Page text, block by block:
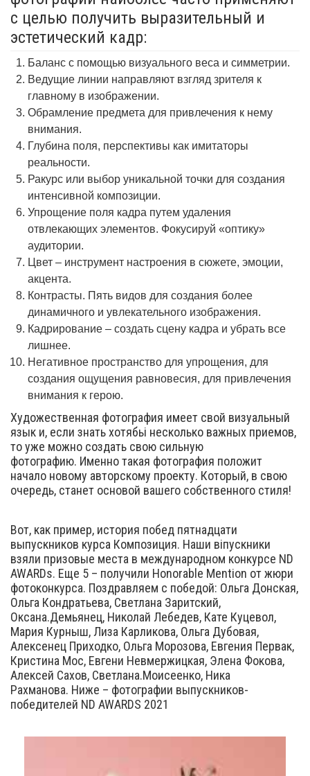
с целью получить выразительный и
эстетический кадр:
Баланс с помощью визуального веса и симметрии.
Ведущие линии направляют взгляд зрителя к
главному в изображении.
Обрамление предмета для привлечения к нему
внимания.
Глубина поля, перспективы как имитаторы
реальности.
Ракурс или выбор уникальной точки для создания
интенсивной композиции.
Упрощение поля кадра путем удаления
отвлекающих элементов. Фокусируй «оптику»
аудитории.
Цвет – инструмент настроения в сюжете, эмоции,
акцента.
Контрасты. Пять видов для создания более
динамичного и увлекательного изображения.
Кадрирование – создать сцену кадра и убрать все
лишнее.
Негативное пространство для упрощения, для
создания ощущения равновесия, для привлечения
внимания к герою.
Художественная фотография имеет свой визуальный
язык и, если знать хотябьі несколько важных приемов,
то уже можно создать свою сильную
фотографию. Именно такая фотография положит
начало новому авторскому проекту. Который, в свою
очередь, станет основой вашего собственного стиля!
Вот, как пример, история побед пятнадцати
выпускников курса Композиция. Наши віпускники
взяли призовые места в международном конкурсе ND
AWARDs. Еще 5 – получили Honorable Mention от жюри
фотоконкурса. Поздравляем с победой: Ольга Донская,
Ольга Кондратьева, Светлана Заритский,
Оксана.Демьянец, Николай Лебедев, Кате Куцевол,
Мария Курныш, Лиза Карликова, Ольга Дубовая,
Алексенец Приходко, Ольга Морозова, Евгения Первак,
Кристина Мос, Евгени Невмержицкая, Элена Фокова,
Алексей Сахов, Светлана.Моисеенко, Ника
Рахманова. Ниже – фотографии выпускников-
победителей ND AWARDS 2021